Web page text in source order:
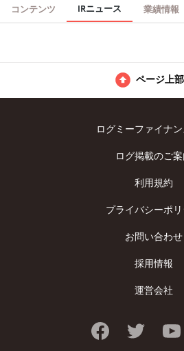
コンテンツ IRニュース 業績情報
ページ上
ログミーファイナ
ログ掲載のご
利用規約
プライバシーポ
お問い合わせ
採用情報
運営会社